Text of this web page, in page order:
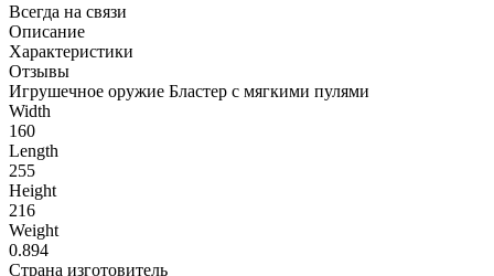
Всегда на связи
Описание
Характеристики
Отзывы
Игрушечное оружие Бластер с мягкими пулями
Width
160
Length
255
Height
216
Weight
0.894
Страна изготовитель